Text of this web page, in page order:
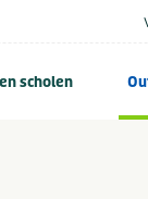
scholen